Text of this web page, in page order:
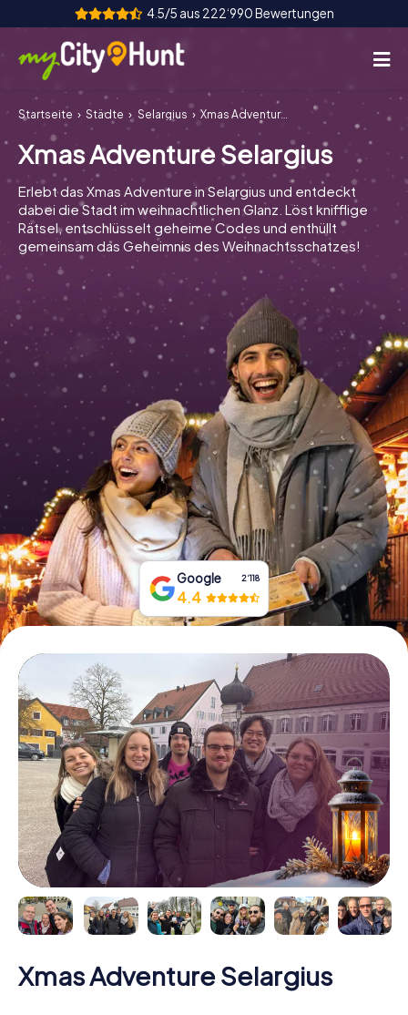
4.5/5 aus 222‘990 Bewertungen
So funktioniert's
Städte
Touren
Teamevent
Tickets
INT AT CH
DE
FR UK
IT
NL
Tickets buchen
Gutscheine bestellen
Startseite Städte Selargius Xmas Adventure Selargius
Xmas Adventure Selargius
Erlebt das Xmas Adventure in Selargius und entdeckt
dabei die Stadt im weihnachtlichen Glanz. Löst knifflige
Rätsel, entschlüsselt geheime Codes und enthüllt
gemeinsam das Geheimnis des Weihnachtsschatzes!
Google 2‘118
4.4
Xmas Adventure Selargius